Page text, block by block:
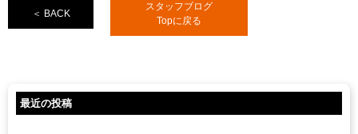
＜ BACK
スタッフブログ
Topに戻る
最近の投稿